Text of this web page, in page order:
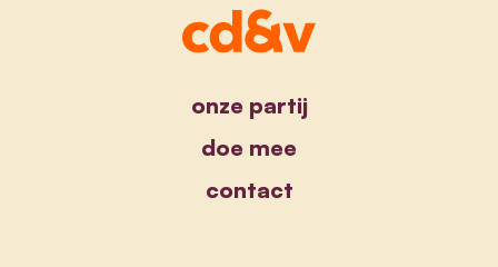
onze partij
doe mee
contact